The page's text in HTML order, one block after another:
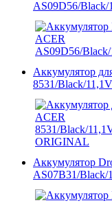
AS09D56/Black/
Аккумулятор
8531/Black/
Аккумулятор
AS07B31/Black/